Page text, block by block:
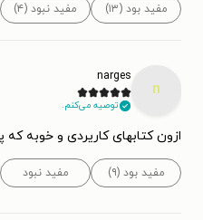
مفید بود (۱۳) مفید نبود (۴)
n
narges
توصیه می‌کنم.
ازون کتابهای کاریردی و خوبه
مفید بود (۹) مفید نبود